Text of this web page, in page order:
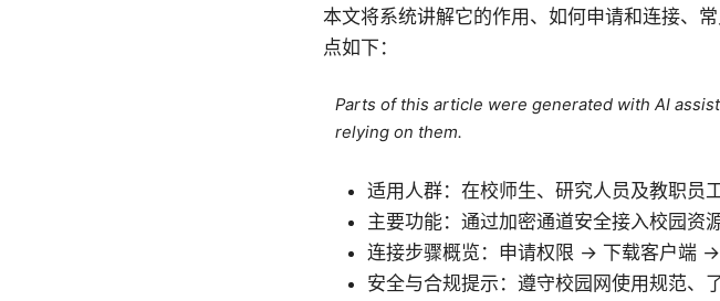
本文将系统讲解它的作用、如何申请和连接、
点如下：
Parts of this article were generated with AI
relying on them.
适用人群：在校师生、研究人员及教职员
主要功能：通过加密通道安全接入校园资
连接步骤概览：申请权限 -> 下载客户端 -
安全与合规提示：遵守校园网使用规范、